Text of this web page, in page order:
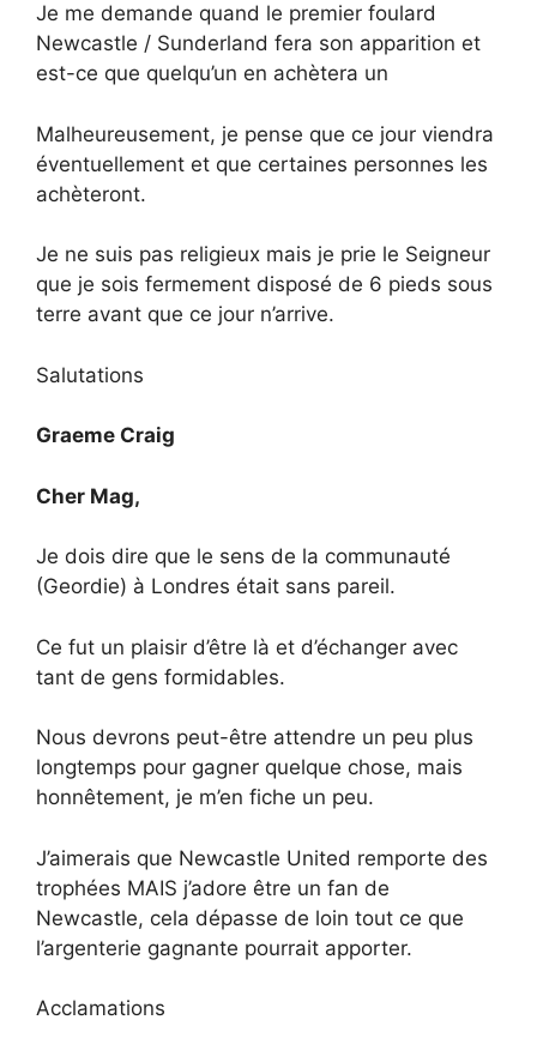
Je me demande quand le premier foulard
Newcastle / Sunderland fera son apparition et
est-ce que quelqu’un en achètera un
Malheureusement, je pense que ce jour viendra
éventuellement et que certaines personnes les
achèteront.
Je ne suis pas religieux mais je prie le Seigneur
que je sois fermement disposé de 6 pieds sous
terre avant que ce jour n’arrive.
Salutations
Graeme Craig
Cher Mag,
Je dois dire que le sens de la communauté
(Geordie) à Londres était sans pareil.
Ce fut un plaisir d’être là et d’échanger avec
tant de gens formidables.
Nous devrons peut-être attendre un peu plus
longtemps pour gagner quelque chose, mais
honnêtement, je m’en fiche un peu.
J’aimerais que Newcastle United remporte des
trophées MAIS j’adore être un fan de
Newcastle, cela dépasse de loin tout ce que
l’argenterie gagnante pourrait apporter.
Acclamations